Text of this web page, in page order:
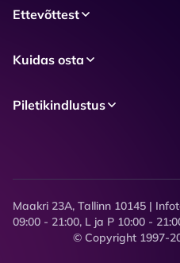
Ettevõttest
Kuidas osta
Piletikindlustus
Maakri 23A, Tallinn 10145 |
09:00 - 21:00, L ja P 10:00 -
© Copyright 1997-